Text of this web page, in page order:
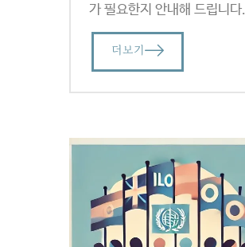
가 필요한지 안내해 드립니다.
더보기